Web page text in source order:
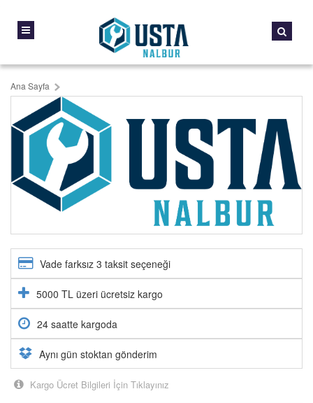
Ana Sayfa
Vade farksız 3 taksit seçeneği
5000 TL üzeri ücretsiz kargo
24 saatte kargoda
Aynı gün stoktan gönderim
Kargo Ücret Bilgileri İçin Tıklayınız